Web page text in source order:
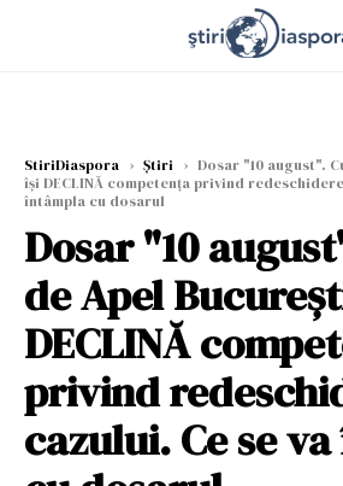
StiriDiaspora › Știri › Dosar "10 august".
îşi DECLINĂ competenţa privind
întâmpla cu dosarul
Dosar "10
de Apel
DECLINĂ
privind
cazului. Ce se